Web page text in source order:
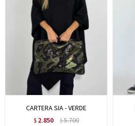
CARTERA SIA - VERDE
$ 2.850 $5.700